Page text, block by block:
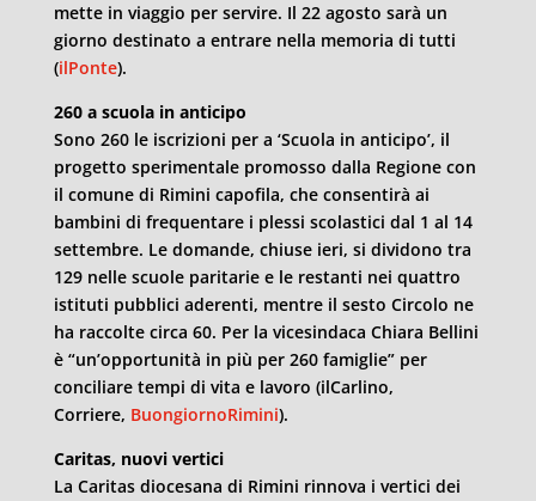
mette in viaggio per servire. Il 22 agosto sarà un
giorno destinato a entrare nella memoria di tutti
(ilPonte).
260 a scuola in anticipo
Sono 260 le iscrizioni per a ‘Scuola in anticipo’, il
progetto sperimentale promosso dalla Regione con
il comune di Rimini capofila, che consentirà ai
bambini di frequentare i plessi scolastici dal 1 al 14
settembre. Le domande, chiuse ieri, si dividono tra
129 nelle scuole paritarie e le restanti nei quattro
istituti pubblici aderenti, mentre il sesto Circolo ne
ha raccolte circa 60. Per la vicesindaca Chiara Bellini
è “un’opportunità in più per 260 famiglie” per
conciliare tempi di vita e lavoro (ilCarlino,
Corriere, BuongiornoRimini).
Caritas, nuovi vertici
La Caritas diocesana di Rimini rinnova i vertici dei